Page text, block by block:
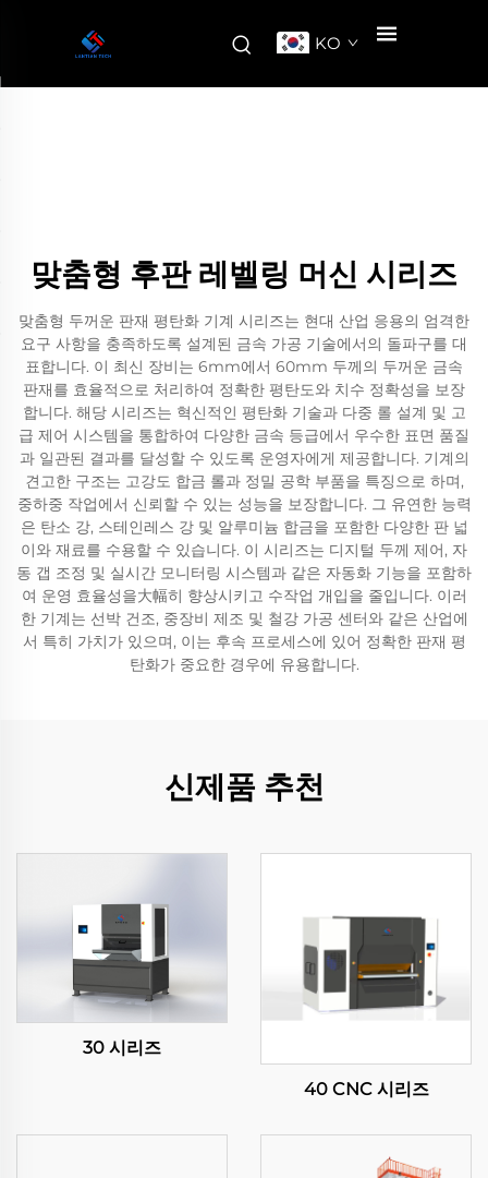
KO
맞춤형 후판 레벨링 머신 시리즈
맞춤형 두꺼운 판재 평탄화 기계 시리즈는 현대 산업 응용의 엄격한
요구 사항을 충족하도록 설계된 금속 가공 기술에서의 돌파구를 대
표합니다. 이 최신 장비는 6mm에서 60mm 두께의 두꺼운 금속
판재를 효율적으로 처리하여 정확한 평탄도와 치수 정확성을 보장
합니다. 해당 시리즈는 혁신적인 평탄화 기술과 다중 롤 설계 및 고
급 제어 시스템을 통합하여 다양한 금속 등급에서 우수한 표면 품질
과 일관된 결과를 달성할 수 있도록 운영자에게 제공합니다. 기계의
견고한 구조는 고강도 합금 롤과 정밀 공학 부품을 특징으로 하며,
중하중 작업에서 신뢰할 수 있는 성능을 보장합니다. 그 유연한 능력
은 탄소 강, 스테인레스 강 및 알루미늄 합금을 포함한 다양한 판 넓
이와 재료를 수용할 수 있습니다. 이 시리즈는 디지털 두께 제어, 자
동 갭 조정 및 실시간 모니터링 시스템과 같은 자동화 기능을 포함하
여 운영 효율성을大幅히 향상시키고 수작업 개입을 줄입니다. 이러
한 기계는 선박 건조, 중장비 제조 및 철강 가공 센터와 같은 산업에
서 특히 가치가 있으며, 이는 후속 프로세스에 있어 정확한 판재 평
탄화가 중요한 경우에 유용합니다.
신제품 추천
30 시리즈
40 CNC 시리즈